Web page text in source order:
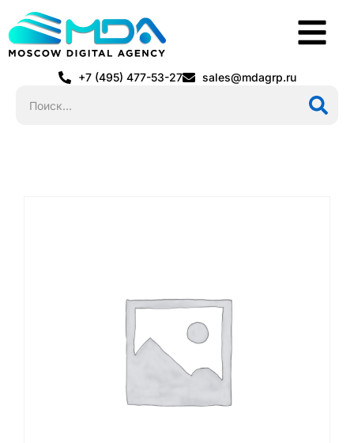
+7 (495) 477-53-27 sales@mdagrp.ru